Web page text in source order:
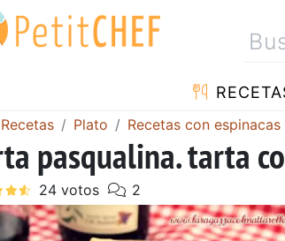
Recetas Plato Recetas con espinacas
pasqualina. tarta